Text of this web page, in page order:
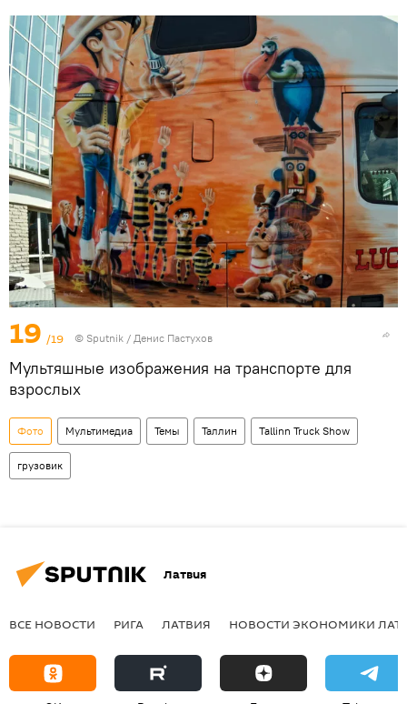
19 /19 © Sputnik / Денис Пастухов
Мультяшные изображения на транспорте для
взрослых
Фото Мультимедиа Темы Таллин Tallinn Truck Show
грузовик
Латвия
ВСЕ НОВОСТИ РИГА ЛАТВИЯ НОВОСТИ ЭКОНОМИКИ